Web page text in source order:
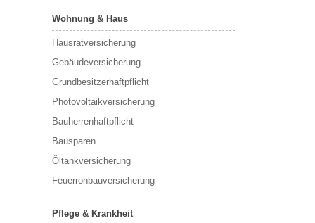
Wohnung & Haus
Hausratversicherung
Gebäudeversicherung
Grundbesitzerhaftpflicht
Photovoltaikversicherung
Bauherrenhaftpflicht
Bausparen
Öltankversicherung
Feuerrohbauversicherung
Pflege & Krankheit